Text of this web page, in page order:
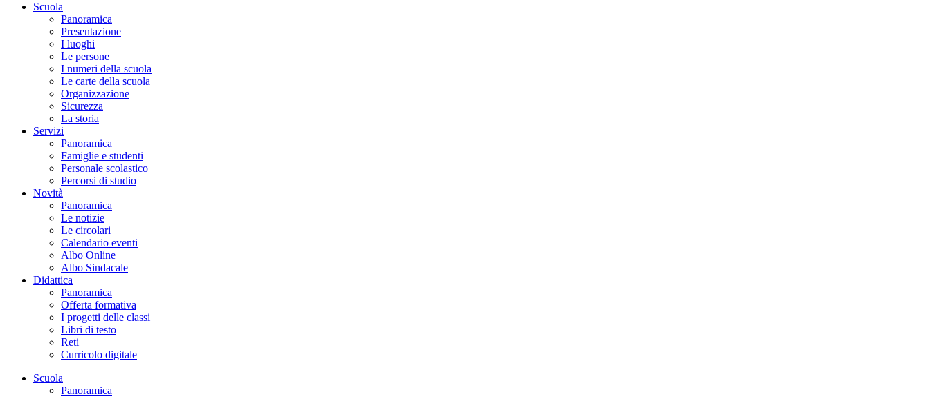
Scuola
Panoramica
Presentazione
I luoghi
Le persone
I numeri della scuola
Le carte della scuola
Organizzazione
Sicurezza
La storia
Servizi
Panoramica
Famiglie e studenti
Personale scolastico
Percorsi di studio
Novità
Panoramica
Le notizie
Le circolari
Calendario eventi
Albo Online
Albo Sindacale
Didattica
Panoramica
Offerta formativa
I progetti delle classi
Libri di testo
Reti
Curricolo digitale
Scuola
Panoramica